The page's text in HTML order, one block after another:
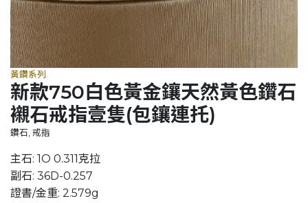
黃鑽系列
新款750白色黃金鑲天然黃色鑽石
襯石戒指壹隻(包鑲連托)
鑽石, 戒指
主石: 1O 0.311克拉
副石: 36D-0.257
證書/金重: 2.579g